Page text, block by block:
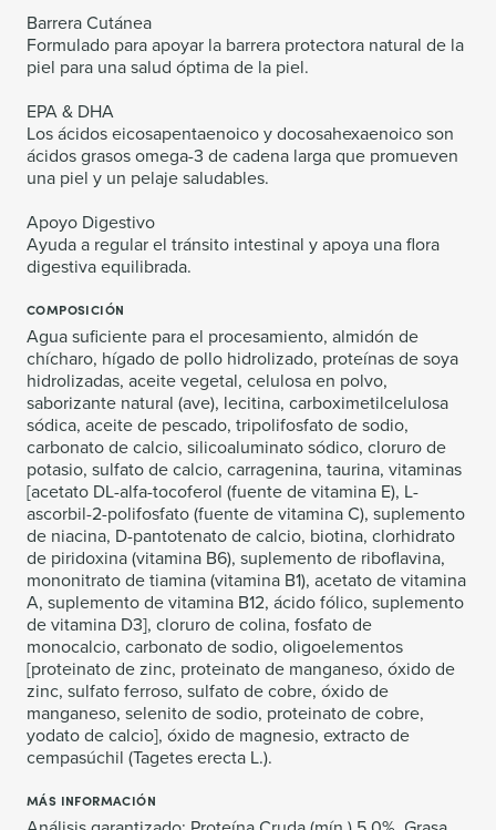
Barrera Cutánea
Formulado para apoyar la barrera protectora natural de la
piel para una salud óptima de la piel.
EPA & DHA
Los ácidos eicosapentaenoico y docosahexaenoico son
ácidos grasos omega-3 de cadena larga que promueven
una piel y un pelaje saludables.
Apoyo Digestivo
Ayuda a regular el tránsito intestinal y apoya una flora
digestiva equilibrada.
COMPOSICIÓN
Agua suficiente para el procesamiento, almidón de
chícharo, hígado de pollo hidrolizado, proteínas de soya
hidrolizadas, aceite vegetal, celulosa en polvo,
saborizante natural (ave), lecitina, carboximetilcelulosa
sódica, aceite de pescado, tripolifosfato de sodio,
carbonato de calcio, silicoaluminato sódico, cloruro de
potasio, sulfato de calcio, carragenina, taurina, vitaminas
[acetato DL-alfa-tocoferol (fuente de vitamina E), L-
ascorbil-2-polifosfato (fuente de vitamina C), suplemento
de niacina, D-pantotenato de calcio, biotina, clorhidrato
de piridoxina (vitamina B6), suplemento de riboflavina,
mononitrato de tiamina (vitamina B1), acetato de vitamina
A, suplemento de vitamina B12, ácido fólico, suplemento
de vitamina D3], cloruro de colina, fosfato de
monocalcio, carbonato de sodio, oligoelementos
[proteinato de zinc, proteinato de manganeso, óxido de
zinc, sulfato ferroso, sulfato de cobre, óxido de
manganeso, selenito de sodio, proteinato de cobre,
yodato de calcio], óxido de magnesio, extracto de
cempasúchil (Tagetes erecta L.).
MÁS INFORMACIÓN